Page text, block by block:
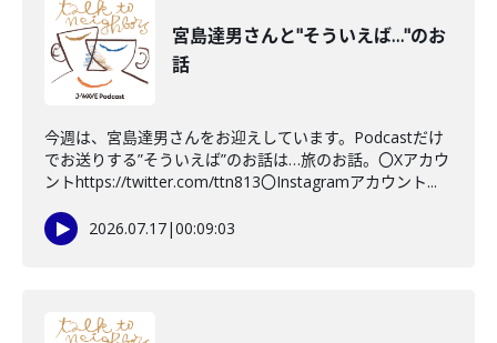
宮島達男さんと"そういえば…"のお
話
今週は、宮島達男さんをお迎えしています。Podcastだけ
でお送りする”そういえば”のお話は…旅のお話。〇Xアカウ
ントhttps://twitter.com/ttn813〇Instagramアカウント...
2026.07.17|00:09:03